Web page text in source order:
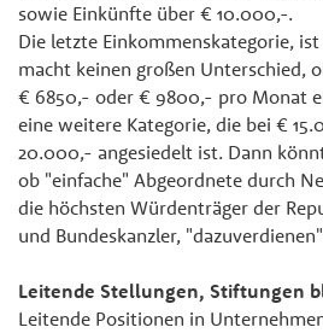
sowie Einkünfte über € 10.000,-.
Die letzte Einkommenskategorie,
macht keinen großen Unterschied,
€ 6850,- oder € 9800,- pro Monat
eine weitere Kategorie, die bei €
20.000,- angesiedelt ist. Dann
ob "einfache" Abgeordnete durch
die höchsten Würdenträger der
und Bundeskanzler,
Leitende Stellungen, Stiftungen
Leitende Positionen in